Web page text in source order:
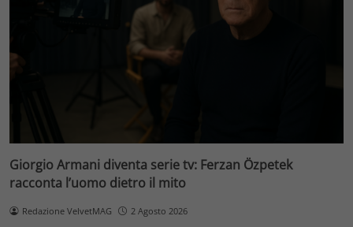
Giorgio Armani diventa serie tv: Ferzan Özpetek
racconta l’uomo dietro il mito
Redazione VelvetMAG 2 Agosto 2026